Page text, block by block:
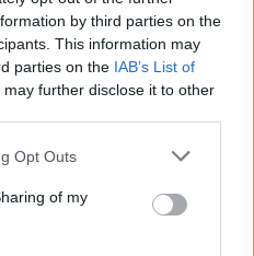
by third parties on the
This information may
parties on the IAB’s List of
may further disclose it to other
uses one or more Google
behaviour. You may click to
and its third-party tags to
purposes in below Google
Opt Outs
of my
rendezésében és a
Tony Kushner írásában
...